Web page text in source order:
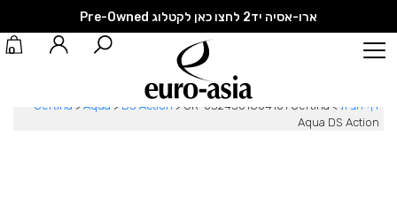
ארו-אסיה יד2 לחצו כאן לקטלוג Pre-Owned
0
דף הבית >
Certina > Aqua > DS Action > CR-0324301804101 Certina
Aqua DS Action